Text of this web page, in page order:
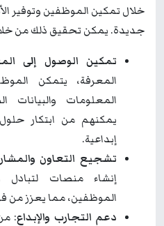
خلال تمكين الموظفين وتوفير
جديدة. يمكن تحقيق ذلك من
تمكين الوصول إلى
المعرفة، يتمكن
المعلومات والبيانات
يمكنهم من ابتكار
إبداعية.
تشجيع التعاون
إنشاء منصات لتبادل
الموظفين، مما يعزز من
دعم التجارب والإبداع: